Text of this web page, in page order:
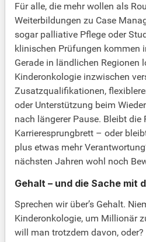
Für alle, die mehr wollen als
Weiterbildungen zu Case
sogar palliative Pflege oder
klinischen Prüfungen kommen
Gerade in ländlichen Regionen
Kinderonkologie inzwischen
Zusatzqualifikationen,
oder Unterstützung beim
nach längerer Pause. Bleibt
Karrieresprungbrett – oder
plus etwas mehr
nächsten Jahren wohl noch
Gehalt – und die Sache mit
Sprechen wir über’s Gehalt.
Kinderonkologie, um Millionär
will man trotzdem davon,